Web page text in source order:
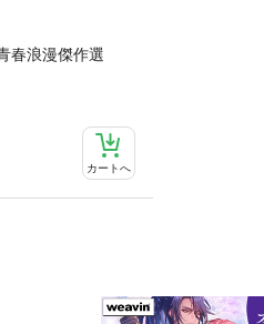
浪漫傑作選
カートへ